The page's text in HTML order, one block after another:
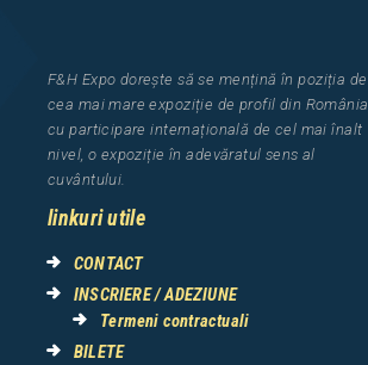
F&H Expo dorește să se mențină în poziția de
cea mai mare expoziție de profil din România
cu participare internațională de cel maiînalt
nivel, o expoziție în adevăratul sens al
cuvântului.
linkuri utile
CONTACT
INSCRIERE / ADEZIUNE
Termeni contractuali
BILETE